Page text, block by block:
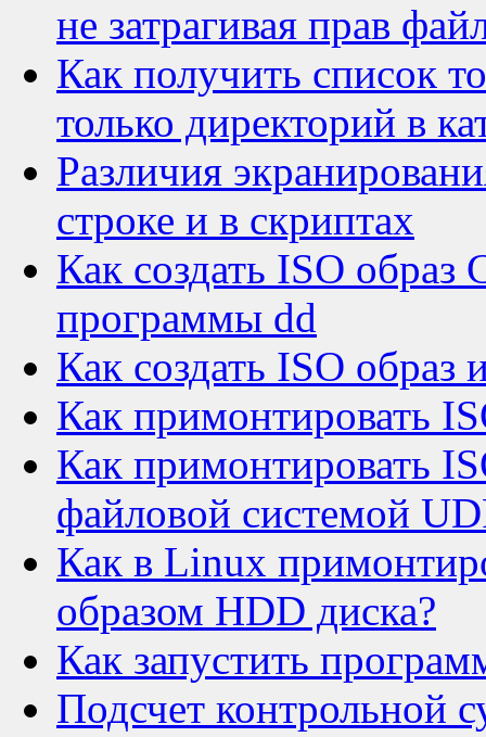
не затрагивая прав
Как получить список
только директорий в
Различия
строке и в скриптах
Как создать ISO
программы dd
Как создать ISO образ
Как примонтировать
Как примонтировать
файловой системой
Как в Linux
образом HDD диска?
Как запустить
Подсчет контрольной